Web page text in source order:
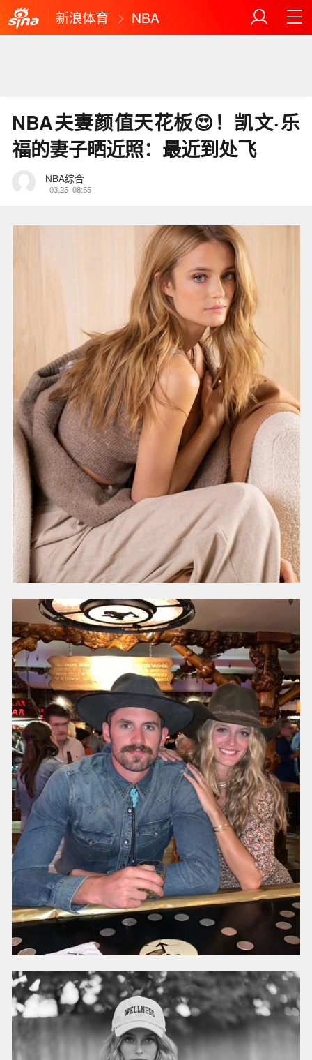
新浪体育 NBA
NBA夫妻颜值天花板😍！凯文·乐
福的妻子晒近照：最近到处飞
NBA综合
03.25 08:55